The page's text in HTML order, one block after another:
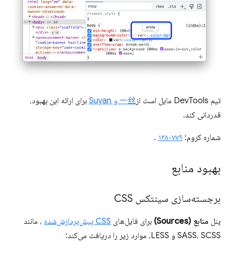
تیم DevTools مایل است از 一丝 و Suyan
برای ارائه این بهبود،
قدردانی کند.
شماره کروم: ۱۳۸۰۷۷۹ .
بهبود منابع
برجسته‌سازی سینتکس CSS
پنل منابع (Sources) برای فایل‌های CSS پیش‌پردازش‌شده
، مانند
SASS، SCSS و LESS، موارد زیر را دریافت می‌کند: